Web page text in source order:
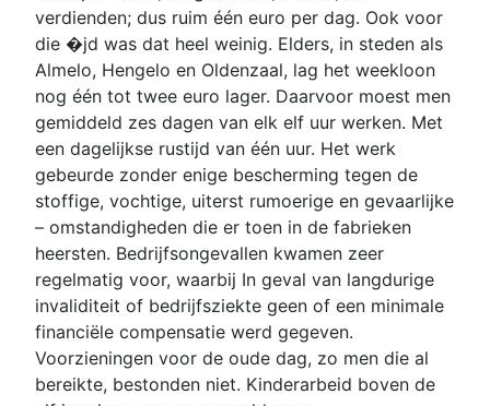
verdienden; dus ruim één euro per dag. Ook voor
die �jd was dat heel weinig. Elders, in steden als
Almelo, Hengelo en Oldenzaal, lag het weekloon
nog één tot twee euro lager. Daarvoor moest men
gemiddeld zes dagen van elk elf uur werken. Met
een dagelijkse rustijd van één uur. Het werk
gebeurde zonder enige bescherming tegen de
stoffige, vochtige, uiterst rumoerige en gevaarlijke
– omstandigheden die er toen in de fabrieken
heersten. Bedrijfsongevallen kwamen zeer
regelmatig voor, waarbij In geval van langdurige
invaliditeit of bedrijfsziekte geen of een minimale
financiële compensatie werd gegeven.
Voorzieningen voor de oude dag, zo men die al
bereikte, bestonden niet. Kinderarbeid boven de